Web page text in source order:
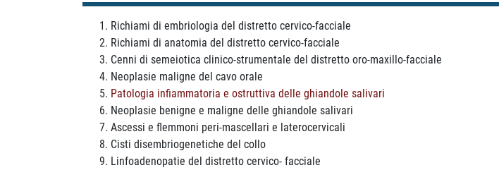
Richiami di embriologia del distretto cervico-facciale
Richiami di anatomia del distretto cervico-facciale
Cenni di semeiotica clinico-strumentale del distretto oro-maxillo-facciale
Neoplasie maligne del cavo orale
Patologia infiammatoria e ostruttiva delle ghiandole salivari
Neoplasie benigne e maligne delle ghiandole salivari
Ascessi e flemmoni peri-mascellari e laterocervicali
Cisti disembriogenetiche del collo
Linfoadenopatie del distretto cervico- facciale